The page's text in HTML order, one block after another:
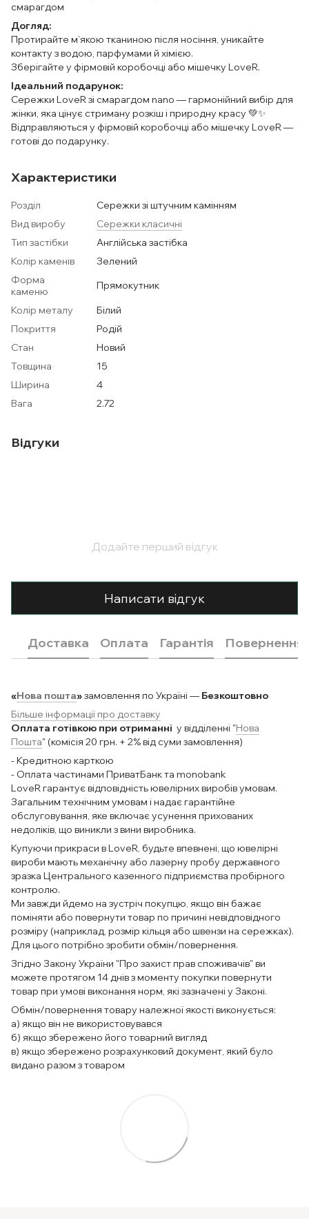
смарагдом
Догляд:
Протирайте м’якою тканиною після носіння, уникайте
контакту з водою, парфумами й хімією.
Зберігайте у фірмовій коробочці або мішечку LoveR.
Ідеальний подарунок:
Сережки LoveR зі смарагдом nano — гармонійний вибір для
жінки, яка цінує стриману розкіш і природну красу 💚✨
Відправляються у фірмовій коробочці або мішечку LoveR —
готові до подарунку.
Характеристики
Розділ
Сережки зі штучним камінням
Вид виробу
Сережки класичні
Тип застібки
Англійська застібка
Колір каменів
Зелений
Форма
каменю
Прямокутник
Колір металу
Білий
Покриття
Родій
Стан
Новий
Товщина
15
Ширина
4
Вага
2.72
Відгуки
Додайте перший відгук
Написати відгук
Доставка Оплата Гарантія Повернення
«Нова пошта»замовлення по Україні — Безкоштовно
Більше інформації про доставку
Оплата готівкою при отриманні у відділенні "Нова
Пошта" (комісія 20 грн. + 2% від суми замовлення)
- Кредитною карткою
- Оплата частинами ПриватБанк та monobank
LoveR гарантує відповідність ювелірних виробів умовам.
Загальним технічним умовам і надає гарантійне
обслуговування, яке включає усунення прихованих
недоліків, що виникли з вини виробника.
Купуючи прикраси в LoveR, будьте впевнені, що ювелірні
вироби мають механічну або лазерну пробу державного
зразка Центрального казенного підприємства пробірного
контролю.
Ми завжди йдемо на зустріч покупцю, якщо він бажає
поміняти або повернути товар по причині невідповідного
розміру (наприклад, розмір кільця або швензи на сережках).
Для цього потрібно зробити обмін/повернення.
Згідно Закону України "Про захист прав споживачів" ви
можете протягом 14 днів з моменту покупки повернути
товар при умові виконання норм, які зазначені у Законі.
Обмін/повернення товару належної якості виконується:
а) якщо він не використовувався
б) якщо збережено його товарний вигляд
в) якщо збережено розрахунковий документ, який було
видано разом з товаром